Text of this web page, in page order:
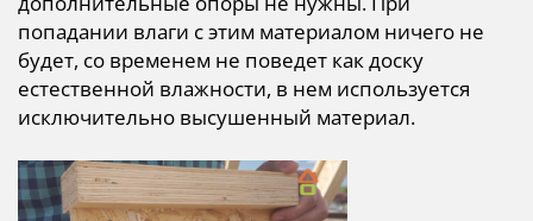
попадании влаги с этим материалом ничего не
будет, со временем не поведет как доску
естественной влажности, в нем используется
исключительно высушенный материал.